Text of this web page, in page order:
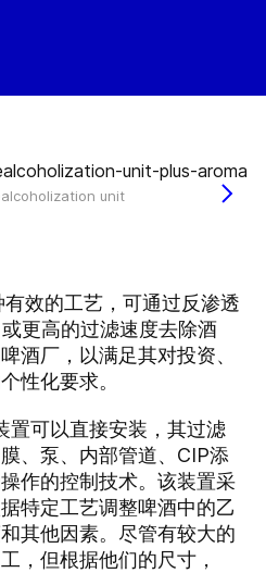
unit
效的工艺，可通过反渗透
更高的过滤速度去除酒
酒厂，以满足其对投资、
性化要求。
置可以直接安装，其过滤
、泵、内部管道、CIP添
作的控制技术。该装置采
特定工艺调整啤酒中的乙
其他因素。尽管有较大的
，但根据他们的尺寸，